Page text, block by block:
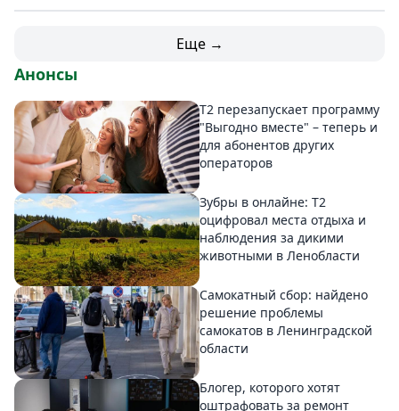
Еще →
Анонсы
Т2 перезапускает программу
"Выгодно вместе" – теперь и
для абонентов других
операторов
Зубры в онлайне: Т2
оцифровал места отдыха и
наблюдения за дикими
животными в Ленобласти
Самокатный сбор: найдено
решение проблемы
самокатов в Ленинградской
области
Блогер, которого хотят
оштрафовать за ремонт